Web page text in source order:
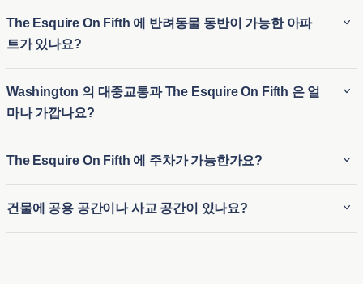
The Esquire On Fifth 에 반려동물 동반이 가능한 아파
트가 있나요?
반려동물을 동반할 수 있으며, 반려견 공원이나 반려동물 세차
장 같은 반려동물 편의시설이 근처에 있는 경우도 있습니다. 하
지만 품종 및 크기 제한을 포함한 구체적인 반려동물 정책은 다
를 수 있으므로 예약 전에 확인하시는 것이 좋습니다. 반려동물
에 대한 추가 요금이나 보증금이 부과될 수도 있습니다.
Washington 의 대중교통과 The Esquire On Fifth 은 얼
마나 가깝나요?
치해 있어 출퇴근하거나 주변을 둘러보기에 편리합니다. 도보
거리 내에 대중교통 역을 찾을 수 있습니다. 대중교통과 가깝기
때문에 대중교통을 이용하거나 대중교통을 선호하는 분들에게
이상적인 선택입니다.
The Esquire On Fifth 에 주차가 가능한가요?
할 수 있으며, 여기에는 보안 주차장 또는 예약된 공간이 포함
될 수 있습니다. 주차 가능 여부는 숙소마다 다르며, 제공되는
건물에 공용 공간이나 사교 공간이 있나요?